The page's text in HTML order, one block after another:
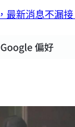
最新消息不漏接